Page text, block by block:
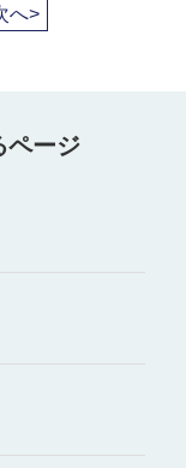
へ>
ページ